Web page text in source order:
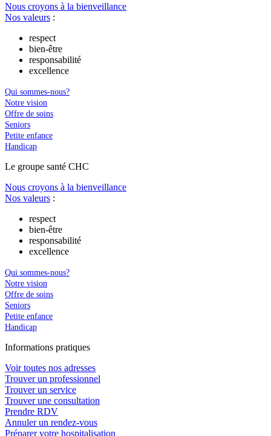
Nous croyons à la bienveillance
Nos valeurs :
respect
bien-être
responsabilité
excellence
Qui sommes-nous?
Notre vision
Offre de soins
Seniors
Petite enfance
Handicap
Le groupe santé CHC
Nous croyons à la bienveillance
Nos valeurs :
respect
bien-être
responsabilité
excellence
Qui sommes-nous?
Notre vision
Offre de soins
Seniors
Petite enfance
Handicap
Informations pratiques
Voir toutes nos adresses
Trouver un professionnel
Trouver un service
Trouver une consultation
Prendre RDV
Annuler un rendez-vous
Préparer votre hospitalisation